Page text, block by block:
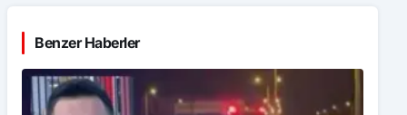
Benzer Haberler